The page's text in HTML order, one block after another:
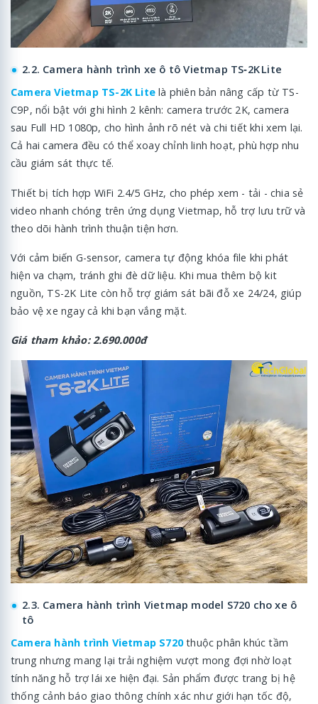
2.2. Camera hành trình xe ô tô Vietmap TS‑2K Lite
Camera Vietmap TS-2K Lite là phiên bản nâng cấp từ TS-
C9P, nổi bật với ghi hình 2 kênh: camera trước 2K, camera
sau Full HD 1080p, cho hình ảnh rõ nét và chi tiết khi xem lại.
Cả hai camera đều có thể xoay chỉnh linh hoạt, phù hợp nhu
cầu giám sát thực tế.
Thiết bị tích hợp WiFi 2.4/5 GHz, cho phép xem - tải - chia sẻ
video nhanh chóng trên ứng dụng Vietmap, hỗ trợ lưu trữ và
theo dõi hành trình thuận tiện hơn.
Với cảm biến G-sensor, camera tự động khóa file khi phát
hiện va chạm, tránh ghi đè dữ liệu. Khi mua thêm bộ kit
nguồn, TS-2K Lite còn hỗ trợ giám sát bãi đỗ xe 24/24, giúp
bảo vệ xe ngay cả khi bạn vắng mặt.
Giá tham khảo: 2.690.000đ
2.3. Camera hành trình Vietmap model S720 cho xe ô
tô
Camera hành trình Vietmap S720thuộc phân khúc tầm
trung nhưng mang lại trải nghiệm vượt mong đợi nhờ loạt
tính năng hỗ trợ lái xe hiện đại. Sản phẩm được trang bị hệ
thống cảnh báo giao thông chính xác như giới hạn tốc độ,